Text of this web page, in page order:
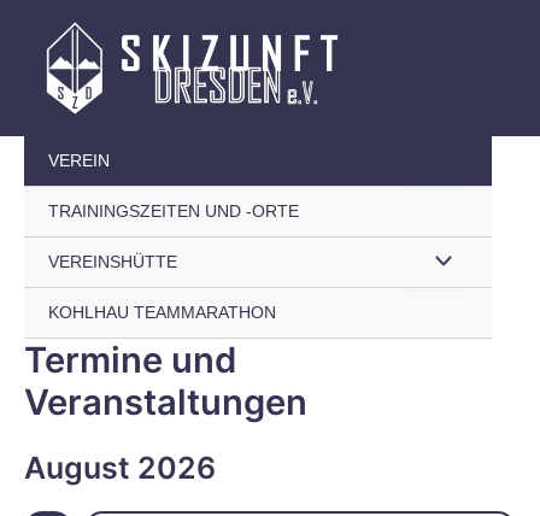
springen
VEREIN
TRAININGSZEITEN UND -ORTE
VEREINSHÜTTE Menü
KOHLHAU TEAMMARATHON
Termine und
Veranstaltungen
August 2026